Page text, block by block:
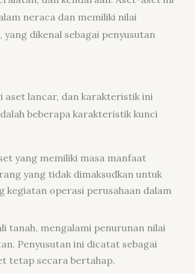
neraca dan memiliki nilai
dikenal sebagai penyusutan
aset lancar, dan karakteristik ini
beberapa karakteristik kunci
yang memiliki masa manfaat
yang tidak dimaksudkan untuk
kegiatan operasi perusahaan dalam
tanah, mengalami penurunan nilai
Penyusutan ini dicatat sebagai
tetap secara bertahap.